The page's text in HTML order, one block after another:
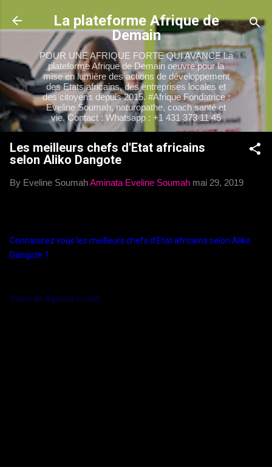
Accéder au contenu principal
La plateforme Afrique de
Demain
POUR UNE AFRIQUE FORTE QUI AVANCE La
plateforme Afrique de Demain oeuvre pour la
mise en lumière des actions de développement
des Etats africains, des entreprises locales et
des citoyens depuis 2015. #Afrique Fondatrice :
Eveline Soumah, naturopathe, coach santé et
vie. Contact : Whatsapp : +1 431 373 11 45
Les meilleurs chefs d'Etat africains
selon Aliko Dangote
By Eveline SoumahAminata Eveline Soumah mai 29, 2019
Connaissez vous les meilleurs chefs d’Etat africains selon Aliko
Dangote ?
Video de Agence Ecofin